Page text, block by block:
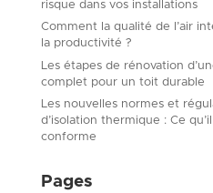
risque dans vos installations
Comment la qualité de l’air
la productivité ?
Les étapes de rénovation
complet pour un toit durable
Les nouvelles normes et
d’isolation thermique : Ce
conforme
Pages